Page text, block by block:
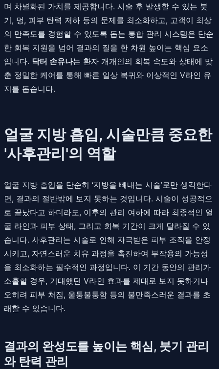
며 차별화된 가치를 제공합니다. 시술 후 발생할 수 있는 붓
기, 멍, 피부 탄력 저하 등의 문제를 최소화하고, 고객이 최상
의 만족도를 경험할 수 있도록 돕는 통합 관리 시스템은 단순
한 회복 지원을 넘어 결과의 질을 한 차원 높이는 핵심 요소
입니다. 닥터 손유나는 환자 개개인의 회복 속도와 상태에 맞
춘 정밀한 케어를 통해 빠른 일상 복귀와 이상적인 V라인 유
지를 돕습니다.
얼굴 지방 흡입, 시술만큼 중요한
'사후관리'의 역할
얼굴 지방 흡입을 단순히 ‘지방을 빼내는 시술’로만 생각한다
면, 결과의 절반밖에 보지 못하는 것입니다. 시술이 성공적으
로 끝났다고 하더라도, 이후의 관리 여하에 따라 최종적인 얼
굴 라인과 피부 상태, 그리고 회복 기간이 크게 달라질 수 있
습니다. 사후관리는 시술로 인해 자극받은 피부 조직을 안정
시키고, 자연스러운 치유 과정을 촉진하여 부작용의 가능성
을 최소화하는 필수적인 과정입니다. 이 기간 동안의 관리가
소홀할 경우, 기대했던 V라인 효과를 제대로 보지 못하거나
오히려 피부 처짐, 울퉁불퉁함 등의 불만족스러운 결과를 초
래할 수 있습니다.
결과의 완성도를 높이는 핵심, 붓기 관리
와 탄력 관리